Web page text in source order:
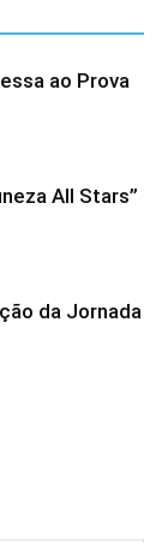
ao Prova
All Stars”
da Jornada